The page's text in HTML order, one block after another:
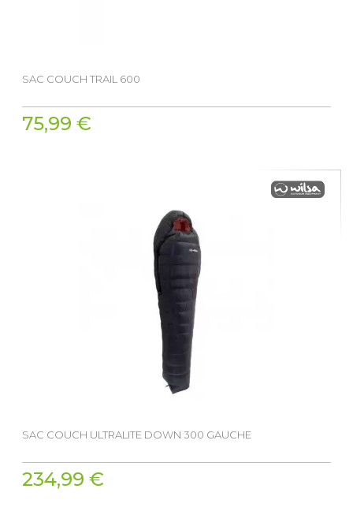
SAC COUCH TRAIL 600
75,99 €
SAC COUCH ULTRALITE DOWN 300 GAUCHE
234,99 €